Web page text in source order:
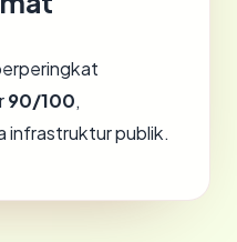
90/100,
infrastruktur publik.